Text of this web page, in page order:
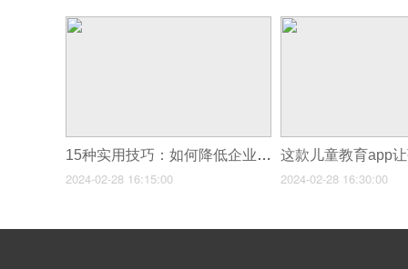
15种实用技巧：如何降低企业app开发代理费用
2024-02-28 16:15:00 2024-02-28 16:30:00